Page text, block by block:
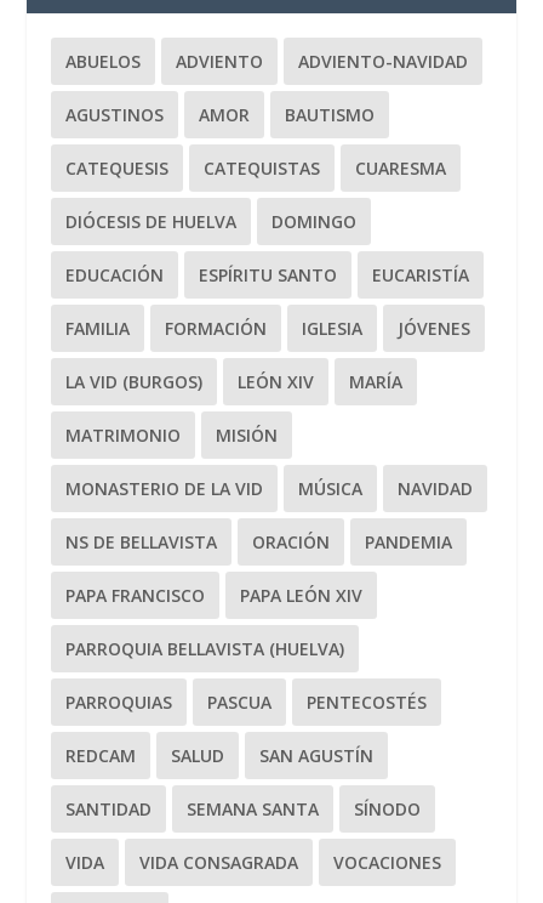
ABUELOS ADVIENTO ADVIENTO-NAVIDAD
AGUSTINOS AMOR BAUTISMO
CATEQUESIS CATEQUISTAS CUARESMA
DIÓCESIS DE HUELVA DOMINGO
EDUCACIÓN ESPÍRITU SANTO EUCARISTÍA
FAMILIA FORMACIÓN IGLESIA JÓVENES
LA VID (BURGOS) LEÓN XIV MARÍA
MATRIMONIO MISIÓN
MONASTERIO DE LA VID MÚSICA NAVIDAD
NS DE BELLAVISTA ORACIÓN PANDEMIA
PAPA FRANCISCO PAPA LEÓN XIV
PARROQUIA BELLAVISTA (HUELVA)
PARROQUIAS PASCUA PENTECOSTÉS
REDCAM SALUD SAN AGUSTÍN
SANTIDAD SEMANA SANTA SÍNODO
VIDA VIDA CONSAGRADA VOCACIONES